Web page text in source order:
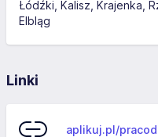
Łódźki Kalisz Krajenka
Elbląg
Linki